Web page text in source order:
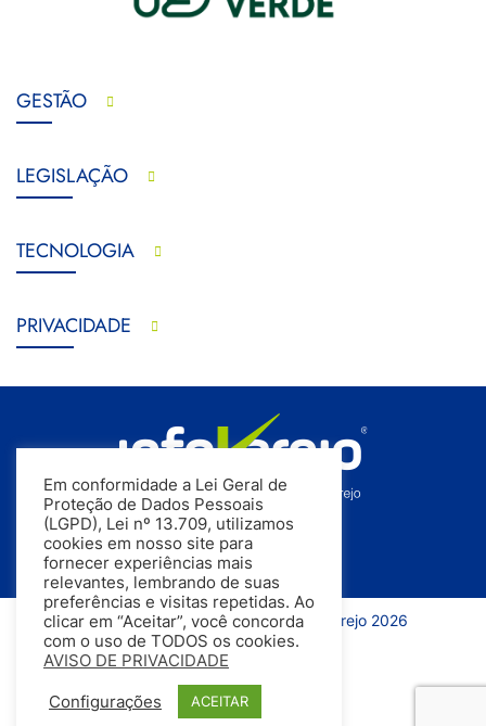
GESTÃO
LEGISLAÇÃO
TECNOLOGIA
PRIVACIDADE
Todos os direitos reservados | InfoVarejo 2026
Em conformidade a Lei Geral de
Proteção de Dados Pessoais
(LGPD), Lei nº 13.709, utilizamos
cookies em nosso site para
fornecer experiências mais
relevantes, lembrando de suas
preferências e visitas repetidas. Ao
clicar em “Aceitar”, você concorda
com o uso de TODOS os cookies.
AVISO DE PRIVACIDADE
Configurações ACEITAR